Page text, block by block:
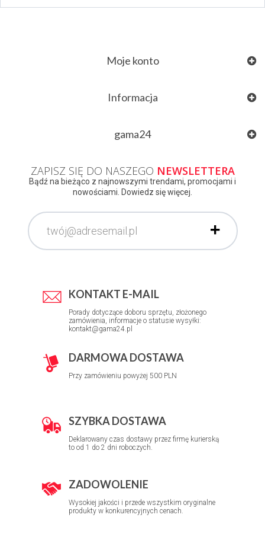
Moje konto
Informacja
gama24
ZAPISZ SIĘ DO NASZEGO NEWSLETTERA
Bądź na bieżąco z najnowszymi trendami, promocjami i
nowościami. Dowiedz się więcej.
KONTAKT E-MAIL
Porady dotyczące doboru sprzętu, złożonego
zamówienia, informacje o statusie wysyłki:
kontakt@gama24.pl
DARMOWA DOSTAWA
Przy zamówieniu powyżej 500 PLN
SZYBKA DOSTAWA
Deklarowany czas dostawy przez firmę kurierską
to od 1 do 2 dni roboczych.
ZADOWOLENIE
Wysokiej jakości i przede wszystkim oryginalne
produkty w konkurencyjnych cenach.